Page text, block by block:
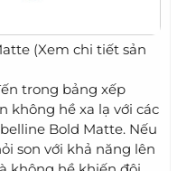
(Xem chi tiết sản
trong bảng xếp
không hề xa lạ với các
Bold Matte. Nếu
son với khả năng lên